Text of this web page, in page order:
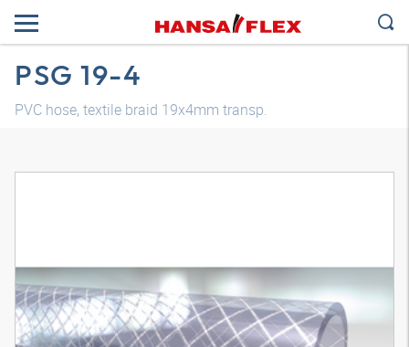
PSG 19-4
PVC hose, textile braid 19x4mm transp.